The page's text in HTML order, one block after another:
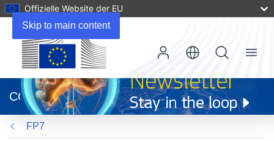
Skip to main content
Offizielle Website der EU
neuem
Fenster)
CORDIS
Menu
FP7